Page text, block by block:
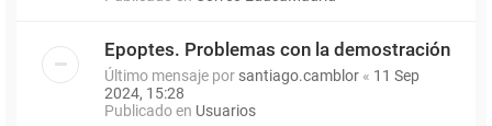
Epoptes. Problemas con la demostración
Último mensaje por santiago.camblor « 11 Sep
2024, 15:28
Publicado en Usuarios